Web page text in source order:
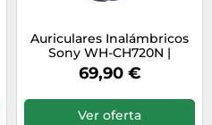
Auriculares Inalámbricos
Sony WH-CH720N |
Bluetooth | Noise
Cancelling Azul
69,90 €
Ver oferta